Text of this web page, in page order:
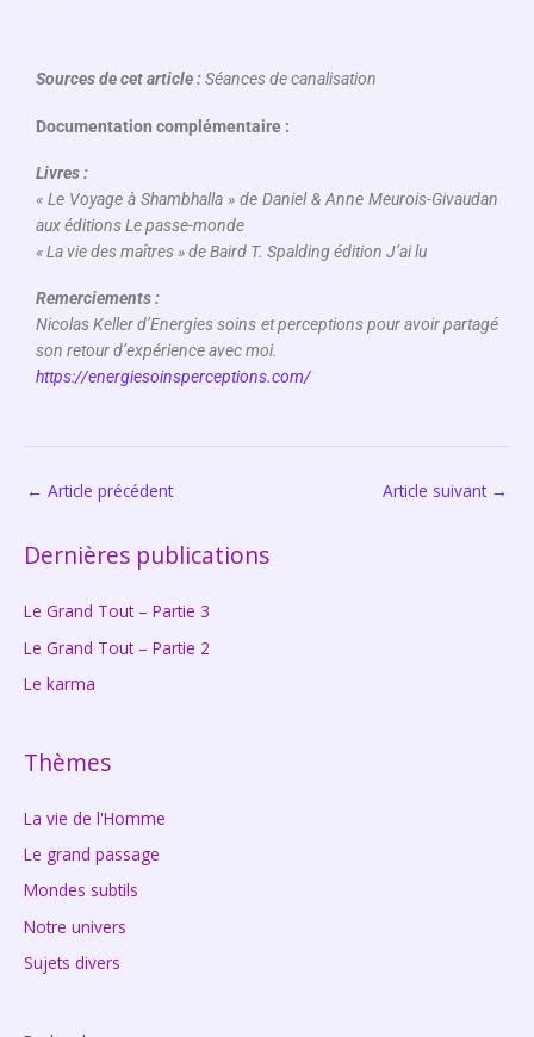
Dernières publications
Le Grand Tout – Partie 3
Le Grand Tout – Partie 2
Le karma
Thèmes
La vie de l'Homme
Le grand passage
Mondes subtils
Notre univers
Sujets divers
Sources de cet article :Séances de canalisation
Documentation complémentaire :
Livres :
« Le Voyage à Shambhalla » de Daniel & Anne Meurois-Givaudan
aux éditions Le passe-monde
« La vie des maîtres » de Baird T. Spalding édition J’ai lu
Remerciements :
Nicolas Keller d’Energies soins et perceptions pour avoir partagé
son retour d’expérience avec moi.
https://energiesoinsperceptions.com/
← Article précédent Article suivant →